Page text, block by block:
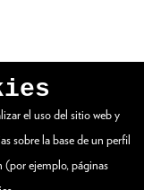
el uso del sitio web y
sobre la base de un perfil
(por ejemplo, páginas